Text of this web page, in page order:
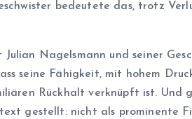
bedeutete das, trotz
Nagelsmann und seiner
seine Fähigkeit, mit hohem
Rückhalt verknüpft ist. Und
gestellt: nicht als prominente